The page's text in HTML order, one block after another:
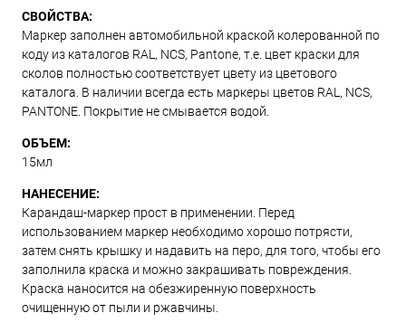
СВОЙСТВА:
Маркер заполнен автомобильной краской колерованной по
коду из каталогов RAL, NCS, Pantone, т.е. цвет краски для
сколов полностью соответствует цвету из цветового
каталога. В наличии всегда есть маркеры цветов RAL, NCS,
PANTONE. Покрытие не смывается водой.
ОБЪЕМ:
15мл
НАНЕСЕНИЕ:
Карандаш-маркер прост в применении. Перед
использованием маркер необходимо хорошо потрясти,
затем снять крышку и надавить на перо, для того, чтобы его
заполнила краска и можно закрашивать повреждения.
Краска наносится на обезжиренную поверхность
очищенную от пыли и ржавчины.